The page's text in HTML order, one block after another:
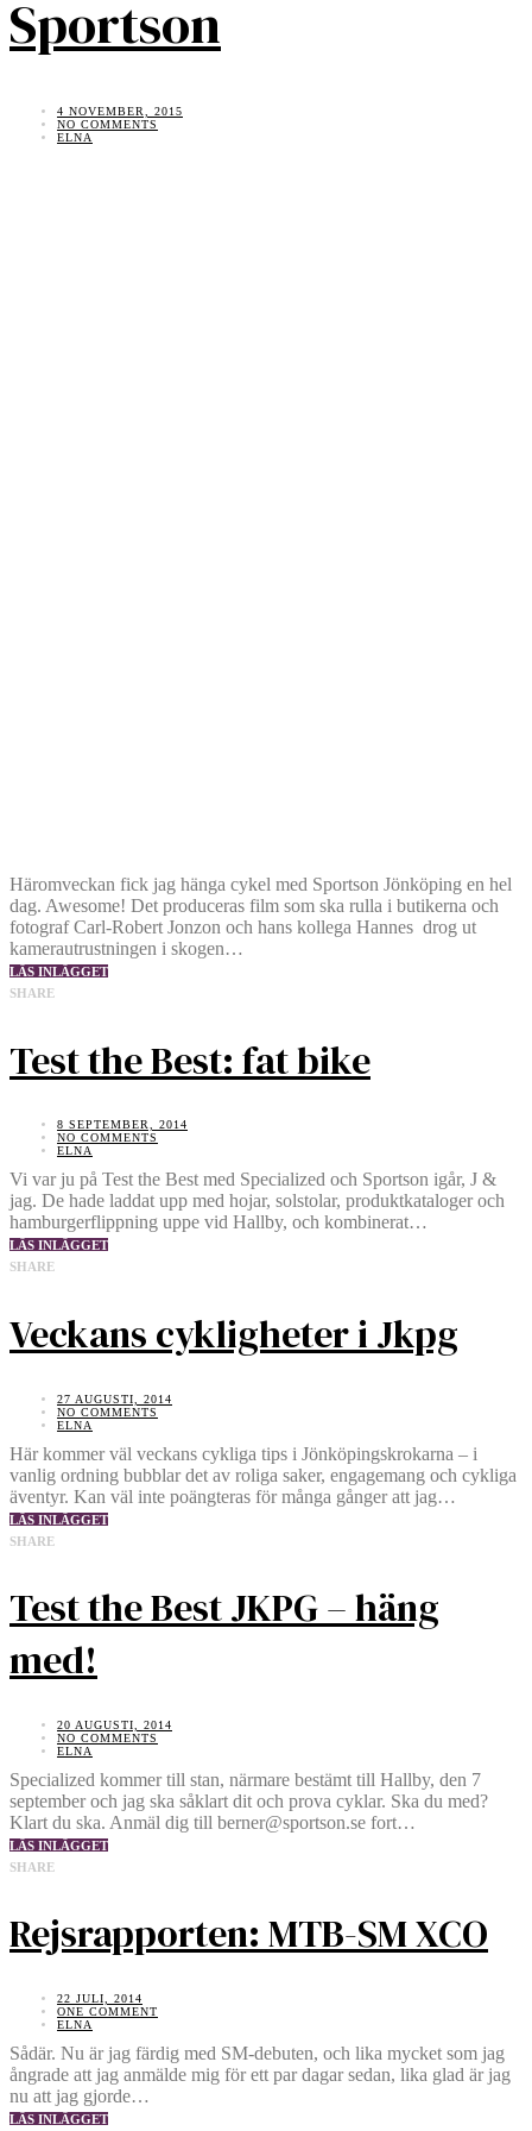
Sportson
4 NOVEMBER, 2015
NO COMMENTS
ELNA
Häromveckan fick jag hänga cykel med Sportson Jönköping en hel
dag. Awesome! Det produceras film som ska rulla i butikerna och
fotograf Carl-Robert Jonzon och hans kollega Hannes drog ut
kamerautrustningen i skogen…
LÄS INLÄGGET
SHARE
Test the Best: fat bike
8 SEPTEMBER, 2014
NO COMMENTS
ELNA
Vi var ju på Test the Best med Specialized och Sportson igår, J &
jag. De hade laddat upp med hojar, solstolar, produktkataloger och
hamburgerflippning uppe vid Hallby, och kombinerat…
LÄS INLÄGGET
SHARE
Veckans cykligheter i Jkpg
27 AUGUSTI, 2014
NO COMMENTS
ELNA
Här kommer väl veckans cykliga tips i Jönköpingskrokarna – i
vanlig ordning bubblar det av roliga saker, engagemang och cykliga
äventyr. Kan väl inte poängteras för många gånger att jag…
LÄS INLÄGGET
SHARE
Test the Best JKPG – häng
med!
20 AUGUSTI, 2014
NO COMMENTS
ELNA
Specialized kommer till stan, närmare bestämt till Hallby, den 7
september och jag ska såklart dit och prova cyklar. Ska du med?
Klart du ska. Anmäl dig till berner@sportson.se fort…
LÄS INLÄGGET
SHARE
Rejsrapporten: MTB-SM XCO
22 JULI, 2014
ONE COMMENT
ELNA
Sådär. Nu är jag färdig med SM-debuten, och lika mycket som jag
ångrade att jag anmälde mig för ett par dagar sedan, lika glad är jag
nu att jag gjorde…
LÄS INLÄGGET